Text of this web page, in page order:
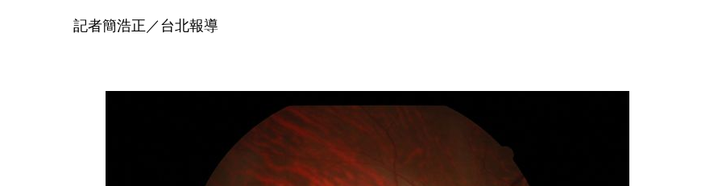
記者簡浩正／台北報導